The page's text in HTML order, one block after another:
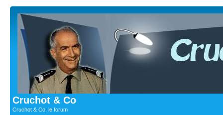
Cruchot & Co
Cruchot & Co, le forum